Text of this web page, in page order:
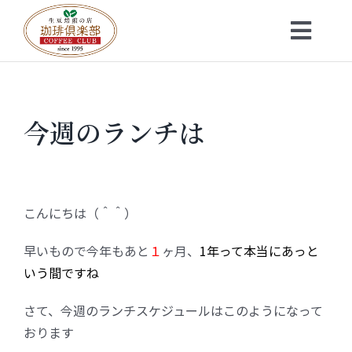
content
お知らせ
珈琲豆・特選ギフト
店舗一覧
今週のランチは
こんにちは（＾＾）
早いもので今年もあと １ ヶ月、 1年って本当にあっと
いう間ですね
さて、今週のランチスケジュールはこのようになって
おります